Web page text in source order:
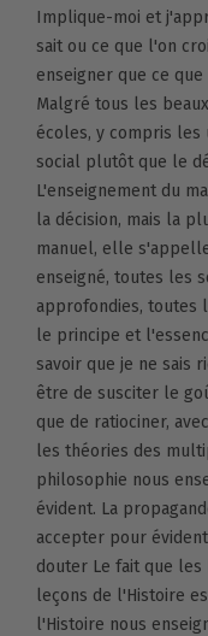
Implique-moi et
sait ou ce que l'on
enseigner que ce
Malgré tous les
écoles, y compris les
social plutôt que le
L'enseignement du
la décision, mais la
manuel, elle s'appelle
enseigné, toutes les
approfondies, toutes
le principe et
savoir que je ne sais
être de susciter le
que de ratiociner,
les théories des
philosophie nous
évident. La
accepter pour
douter Le fait que
leçons de l'Histoire
l'Histoire nous